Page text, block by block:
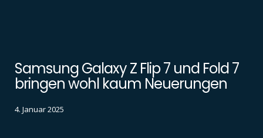
Samsung Galaxy Z Flip 7 und Fold 7
bringen wohl kaum Neuerungen
4. Januar 2025